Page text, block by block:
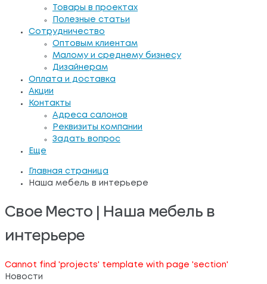
Товары в проектах
Полезные статьи
Сотрудничество
Оптовым клиентам
Малому и среднему бизнесу
Дизайнерам
Оплата и доставка
Акции
Контакты
Адреса салонов
Реквизиты компании
Задать вопрос
Еще
Главная страница
Наша мебель в интерьере
Свое Место | Наша мебель в
интерьере
Cannot find 'projects' template with page 'section'
Новости